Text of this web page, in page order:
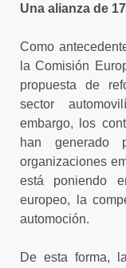
Una alianza de
Como
la Comisión
propuesta de
sector
embargo, los
han generado
organizaciones
está poniendo
europeo, la
automoción.
De esta forma,